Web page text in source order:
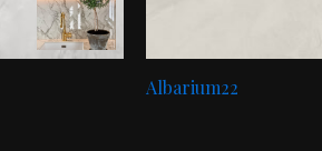
Albarium22